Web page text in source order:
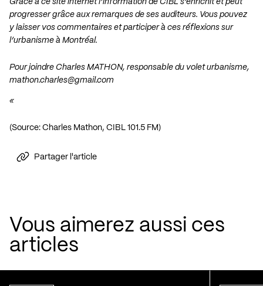
Grâce à ce site internet l’information de CIBL s’enrichit et peut
progresser grâce aux remarques de ses auditeurs. Vous pouvez
y laisser vos commentaires et participer à ces réflexions sur
l’urbanisme à Montréal.
Pour joindre Charles MATHON, responsable du volet urbanisme,
mathon.charles@gmail.com
«
(Source: Charles Mathon, CIBL 101.5 FM)
Partager l'article
Vous aimerez aussi ces
articles